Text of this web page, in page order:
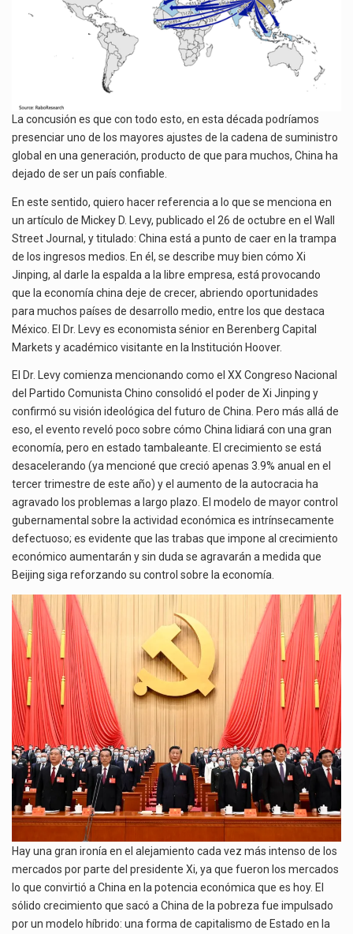
La concusión es que con todo esto, en esta década podríamos
presenciar uno de los mayores ajustes de la cadena de suministro
global en una generación, producto de que para muchos, China ha
dejado de ser un país confiable.
En este sentido, quiero hacer referencia a lo que se menciona en
un artículo de Mickey D. Levy, publicado el 26 de octubre en el Wall
Street Journal, y titulado: China está a punto de caer en la trampa
de los ingresos medios. En él, se describe muy bien cómo Xi
Jinping, al darle la espalda a la libre empresa, está provocando
que la economía china deje de crecer, abriendo oportunidades
para muchos países de desarrollo medio, entre los que destaca
México. El Dr. Levy es economista sénior en Berenberg Capital
Markets y académico visitante en la Institución Hoover.
El Dr. Levy comienza mencionando como el XX Congreso Nacional
del Partido Comunista Chino consolidó el poder de Xi Jinping y
confirmó su visión ideológica del futuro de China. Pero más allá de
eso, el evento reveló poco sobre cómo China lidiará con una gran
economía, pero en estado tambaleante. El crecimiento se está
desacelerando (ya mencioné que creció apenas 3.9% anual en el
tercer trimestre de este año) y el aumento de la autocracia ha
agravado los problemas a largo plazo. El modelo de mayor control
gubernamental sobre la actividad económica es intrínsecamente
defectuoso; es evidente que las trabas que impone al crecimiento
económico aumentarán y sin duda se agravarán a medida que
Beijing siga reforzando su control sobre la economía.
Hay una gran ironía en el alejamiento cada vez más intenso de los
mercados por parte del presidente Xi, ya que fueron los mercados
lo que convirtió a China en la potencia económica que es hoy. El
sólido crecimiento que sacó a China de la pobreza fue impulsado
por un modelo híbrido: una forma de capitalismo de Estado en la